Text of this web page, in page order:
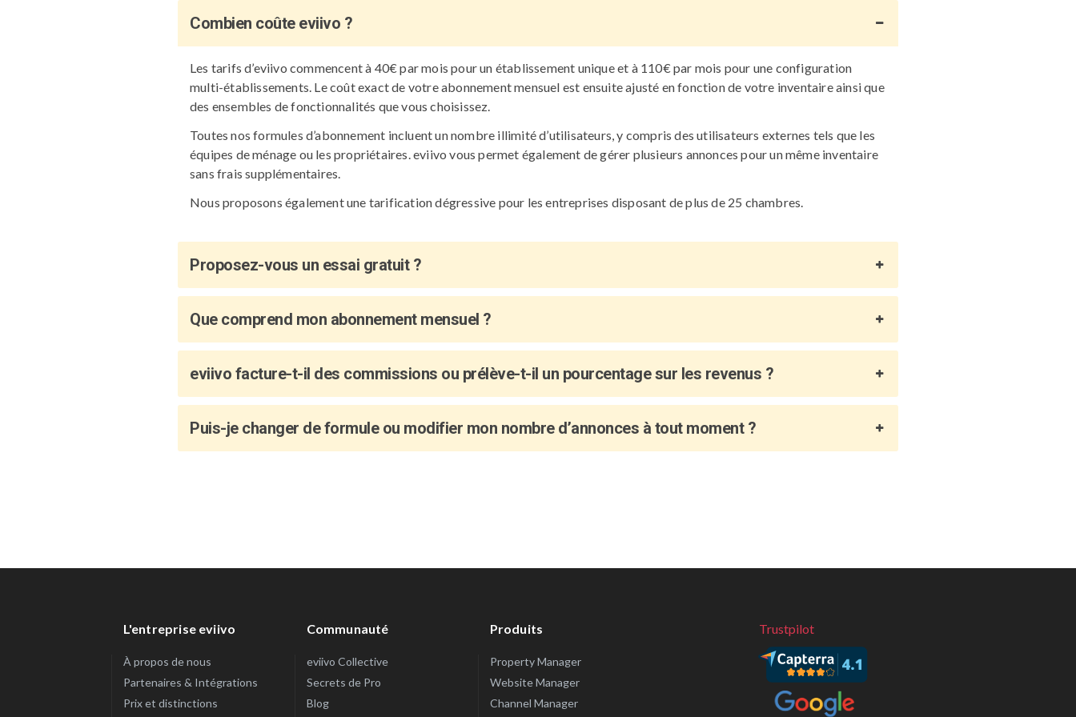
Combien coûte eviivo ?
Les tarifs d’eviivo commencent à 40€ par mois pour un établissement unique et à 110€ par mois pour une configuration
multi-établissements. Le coût exact de votre abonnement mensuel est ensuite ajusté en fonction de votre inventaire ainsi que
des ensembles de fonctionnalités que vous choisissez.
Toutes nos formules d’abonnement incluent un nombre illimité d’utilisateurs, y compris des utilisateurs externes tels que les
équipes de ménage ou les propriétaires. eviivo vous permet également de gérer plusieurs annonces pour un même inventaire
sans frais supplémentaires.
Nous proposons également une tarification dégressive pour les entreprises disposant de plus de 25 chambres.
Proposez-vous un essai gratuit ?
Que comprend mon abonnement mensuel ?
eviivo facture-t-il des commissions ou prélève-t-il un pourcentage sur les revenus ?
Puis-je changer de formule ou modifier mon nombre d’annonces à tout moment ?
L'entreprise eviivo
À propos de nous
Partenaires & Intégrations
Prix et distinctions
Communauté
eviivo Collective
Secrets de Pro
Blog
Produits
Property Manager
Website Manager
Channel Manager
Trustpilot